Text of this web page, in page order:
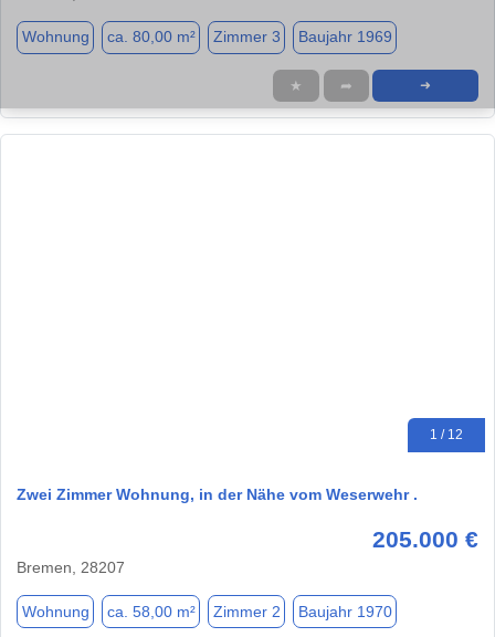
Wohnung ca. 80,00 m² Zimmer 3 Baujahr 1969
★ ➦ ➜
1 / 12
Zwei Zimmer Wohnung, in der Nähe vom Weserwehr .
205.000 €
Bremen, 28207
Wohnung ca. 58,00 m² Zimmer 2 Baujahr 1970